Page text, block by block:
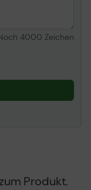
4000 Zeichen
Produkt.